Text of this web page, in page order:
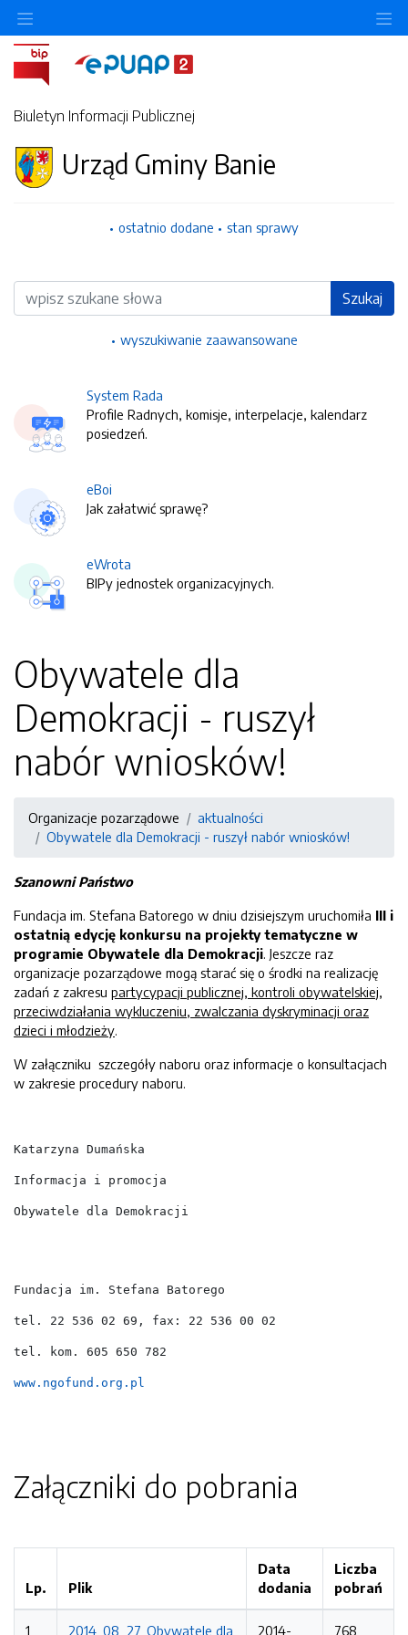
Biuletyn Informacji Publicznej
Urząd Gminy Banie
ostatnio dodane stan sprawy
Wyszukiwarka Szukaj
wyszukiwanie zaawansowane
System Rada
Profile Radnych, komisje, interpelacje, kalendarz
posiedzeń.
eBoi
Jak załatwić sprawę?
eWrota
BIPy jednostek organizacyjnych.
Obywatele dla
Demokracji - ruszył
nabór wniosków!
Organizacje pozarządowe
aktualności
Obywatele dla Demokracji - ruszył nabór wniosków!
Szanowni Państwo
Fundacja im. Stefana Batorego w dniu dzisiejszym uruchomiła III i
ostatnią edycję konkursu na projekty tematyczne w
programie Obywatele dla Demokracji. Jeszcze raz
organizacje pozarządowe mogą starać się o środki na realizację
zadań z zakresu partycypacji publicznej, kontroli obywatelskiej,
przeciwdziałania wykluczeniu, zwalczania dyskryminacji oraz
dzieci i młodzieży.
W załączniku szczegóły naboru oraz informacje o konsultacjach
w zakresie procedury naboru.
Katarzyna Dumańska
Informacja i promocja
Obywatele dla Demokracji
Fundacja im. Stefana Batorego
tel. 22 536 02 69, fax: 22 536 00 02
tel. kom. 605 650 782
www.ngofund.org.pl
Załączniki do pobrania
Lp. Plik
Data
dodania
Liczba
pobrań
1 2014_08_27_Obywatele dla 2014- 768